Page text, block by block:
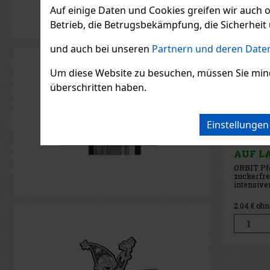
Auf einige Daten und Cookies greifen wir
Betrieb, die Betrugsbekämpfung, die Sicherheit
und auch bei unseren Partnern und deren
Um diese Website zu besuchen, müssen Sie
überschritten haben.
ORBIT
AUF
ORBIT
die für
frischen
Dragees
2.04 €